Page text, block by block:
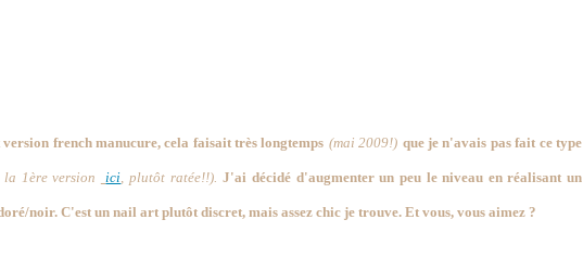
french manucure, cela faisait très longtemps (mai 2009!) que je n'avais pas fait ce type
1ère version ici, plutôt ratée!!). J'ai décidé d'augmenter un peu le niveau en réalisant un
noir. C'est un nail art plutôt discret, mais assez chic je trouve. Et vous, vous aimez ?